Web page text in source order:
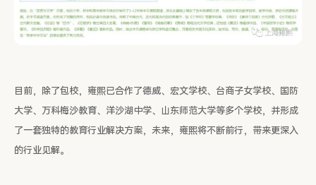
目前，除了包校，雍熙已合作了德威、宏文学校、台商子女学校、国防
大学、万科梅沙教育、洋沙湖中学、山东师范大学等多个学校，并形成
了一套独特的教育行业解决方案，未来，雍熙将不断前行，带来更深入
的行业见解。